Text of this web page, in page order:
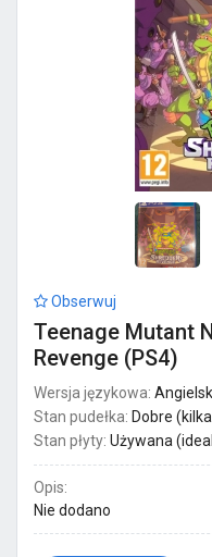
Obserwuj
Teenage Mutant
Revenge (PS4)
Wersja językowa:
Stan pudełka: Dobre
Stan płyty: Używana
Opis:
Nie dodano